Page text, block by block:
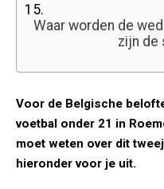
15.
Waar worden de
zijn de
Voor de Belgische
voetbal onder 21 in
moet weten over dit
hieronder voor je uit.